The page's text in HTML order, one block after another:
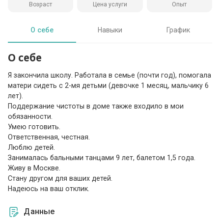
Возраст Цена услуги Опыт
О себе Навыки График
О себе
Я закончила школу. Работала в семье (почти год), помогала
матери сидеть с 2-мя детьми (девочке 1 месяц, мальчику 6
лет).
Поддержание чистоты в доме также входило в мои
обязанности.
Умею готовить.
Ответственная, честная.
Люблю детей.
Занималась бальными танцами 9 лет, балетом 1,5 года.
Живу в Москве.
Стану другом для ваших детей.
Надеюсь на ваш отклик.
Данные